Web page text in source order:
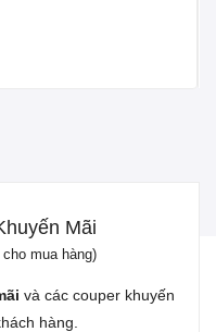
Mãi
mua hàng)
và các couper khuyến
hàng.